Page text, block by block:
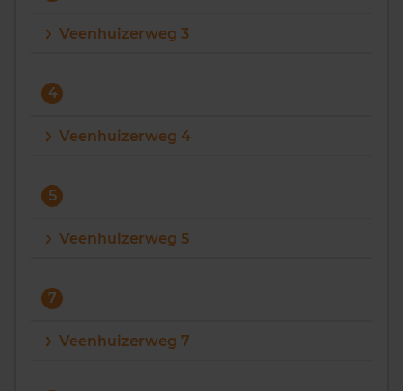
Veenhuizerweg 3
4
Veenhuizerweg 4
5
Veenhuizerweg 5
7
Veenhuizerweg 7